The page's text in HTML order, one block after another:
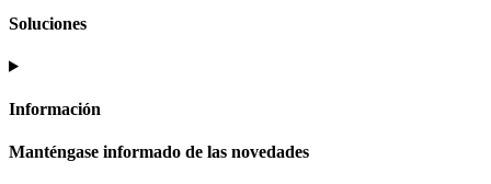
Soluciones
Información
Manténgase informado de las novedades